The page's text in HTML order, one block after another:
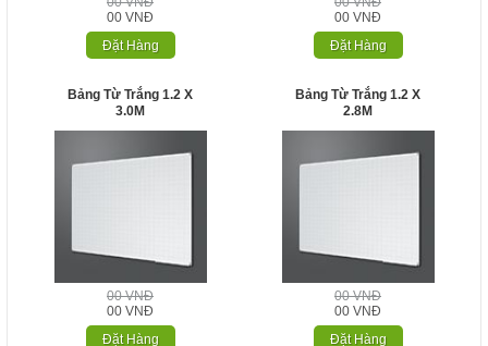
00 VNĐ
Đặt Hàng
00 VNĐ
Đặt Hàng
Bảng Từ Trắng 1.2 X
3.0M
00 VNĐ
00 VNĐ
Đặt Hàng
Bảng Từ Trắng 1.2 X
2.8M
00 VNĐ
00 VNĐ
Đặt Hàng